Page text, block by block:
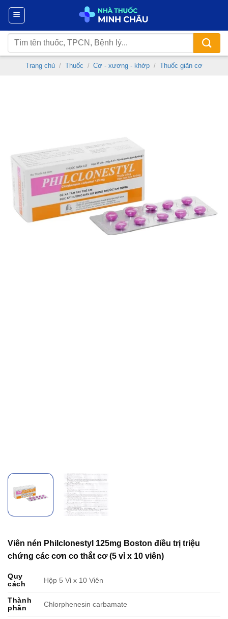
Chuyển
nội
dung
Tìm
kiếm:
Trang chủ / Thuốc / Cơ - xương - khớp / Thuốc giãn cơ
Viên nén Philclonestyl 125mg Boston điều trị triệu
chứng các cơn co thắt cơ (5 vỉ x 10 viên)
Quy
cách
Hộp 5 Vỉ x 10 Viên
Thành
phần
Chlorphenesin carbamate